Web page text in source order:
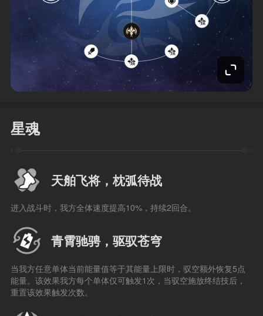
星魂
天舶飞将，枕弧待战
进入战斗时，我方全体速度提高10%，持续2回合。
青霄驰骋，驱驭苍穹
当我方任意单体当前能量值等于其能量上限时，驭空额外恢复5点
能量。该效果我方每个单体仅可触发1次，当驭空施放终结技后，
重置该效果触发次数。